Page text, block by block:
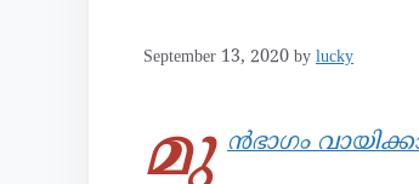
September 13, 2020 by lucky
മു ൻഭാഗം